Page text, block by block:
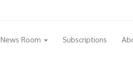
News Room Subscriptions